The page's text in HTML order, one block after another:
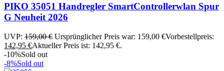
PIKO 35051 Handregler SmartControllerwlan Spur
G Neuheit 2026
UVP: 159,00€ Ursprünglicher Preis war: 159,00 €Vorbestellpreis:
142,95 €Aktueller Preis ist: 142,95 €.
-10%Sold out
-8%Sold out